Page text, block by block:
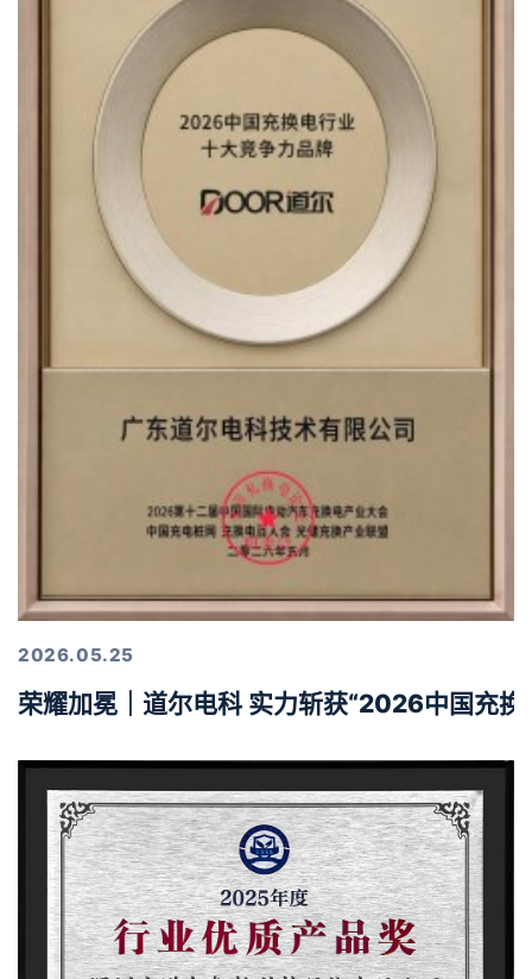
2026.05.25
荣耀加冕｜道尔电科 实力斩获“2026中国充换